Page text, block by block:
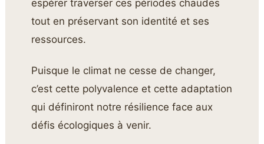
espérer traverser ces périodes chaudes
tout en préservant son identité et ses
ressources.
Puisque le climat ne cesse de changer,
c’est cette polyvalence et cette adaptation
qui définiront notre résilience face aux
défis écologiques à venir.